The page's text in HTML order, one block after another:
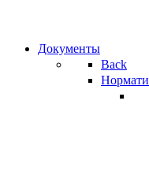
Документы
Back